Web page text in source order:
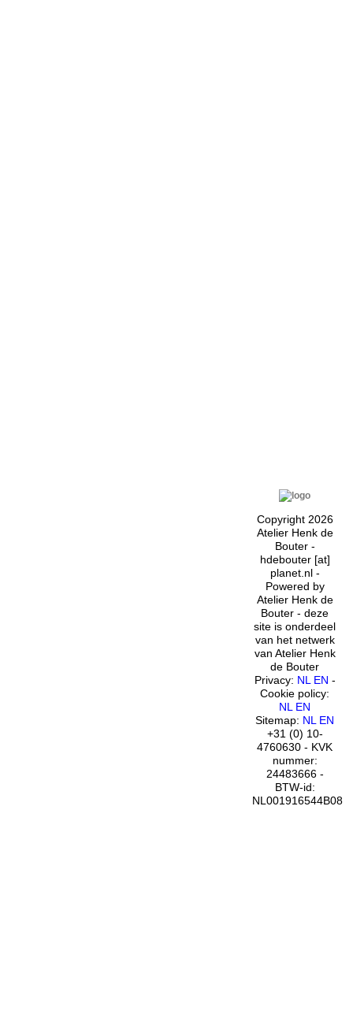
Copyright 2026
Atelier Henk de
Bouter -
hdebouter [at]
planet.nl -
Powered by
Atelier Henk de
Bouter - deze
site is onderdeel
van het netwerk
van Atelier Henk
de Bouter
Privacy: NL EN -
Cookie policy:
NL EN
Sitemap: NL EN
+31 (0) 10-
4760630 - KVK
nummer:
24483666 -
BTW-id:
NL001916544B08